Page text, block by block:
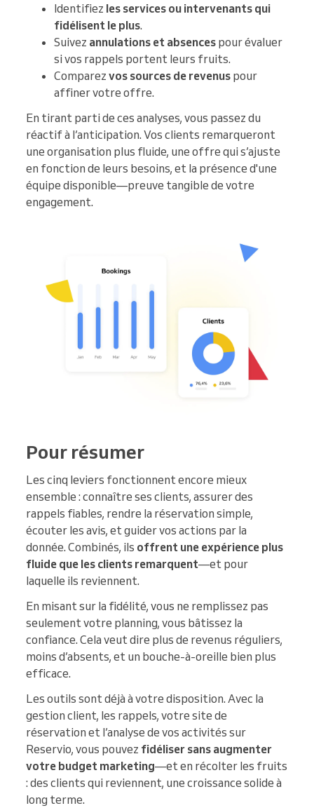
Identifiez les services ou intervenants qui
fidélisent le plus.
Suivez annulations et absences pour évaluer
si vos rappels portent leurs fruits.
Comparez vos sources de revenus pour
affiner votre offre.
En tirant parti de ces analyses, vous passez du
réactif à l’anticipation. Vos clients remarqueront
une organisation plus fluide, une offre qui s’ajuste
en fonction de leurs besoins, et la présence d'une
équipe disponible—preuve tangible de votre
engagement.
Pour résumer
Les cinq leviers fonctionnent encore mieux
ensemble : connaître ses clients, assurer des
rappels fiables, rendre la réservation simple,
écouter les avis, et guider vos actions par la
donnée. Combinés, ils offrent une expérience plus
fluide que les clients remarquent—et pour
laquelle ils reviennent.
En misant sur la fidélité, vous ne remplissez pas
seulement votre planning, vous bâtissez la
confiance. Cela veut dire plus de revenus réguliers,
moins d’absents, et un bouche-à-oreille bien plus
efficace.
Les outils sont déjà à votre disposition. Avec la
gestion client, les rappels, votre site de
réservation et l’analyse de vos activités sur
Reservio, vous pouvez fidéliser sans augmenter
votre budget marketing—et en récolter les fruits
: des clients qui reviennent, une croissance solide à
long terme.